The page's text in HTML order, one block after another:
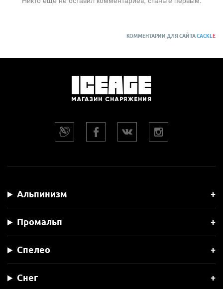
КОММЕНТАРИИ ДЛЯ САЙТАCACKL E
Альпинизм
Промальп
Спелео
Снег